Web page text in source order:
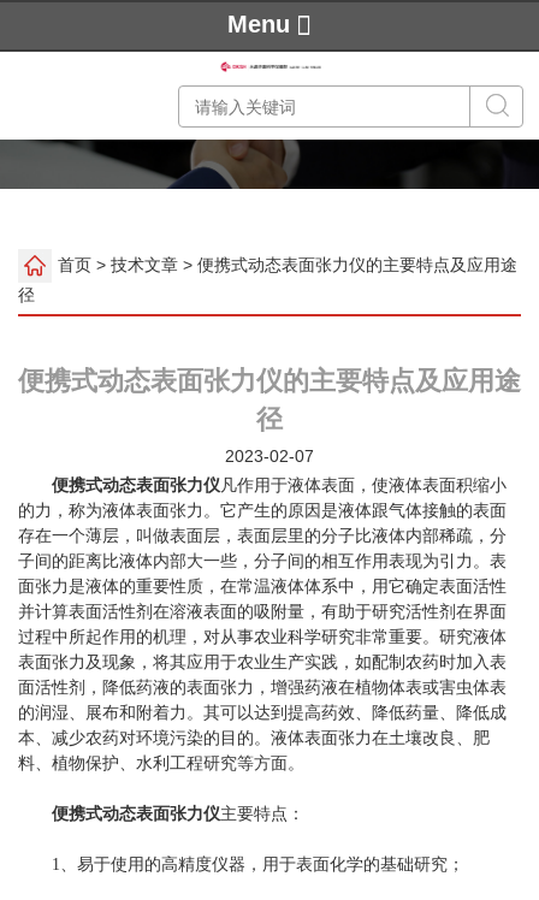
Menu
首页 > 技术文章 > 便携式动态表面张力仪的主要特点及应用途
径
便携式动态表面张力仪的主要特点及应用途
径
2023-02-07
便携式动态表面张力仪凡作用于液体表面，使液体表面积缩小
的力，称为液体表面张力。它产生的原因是液体跟气体接触的表面
存在一个薄层，叫做表面层，表面层里的分子比液体内部稀疏，分
子间的距离比液体内部大一些，分子间的相互作用表现为引力。表
面张力是液体的重要性质，在常温液体体系中，用它确定表面活性
并计算表面活性剂在溶液表面的吸附量，有助于研究活性剂在界面
过程中所起作用的机理，对从事农业科学研究非常重要。研究液体
表面张力及现象，将其应用于农业生产实践，如配制农药时加入表
面活性剂，降低药液的表面张力，增强药液在植物体表或害虫体表
的润湿、展布和附着力。其可以达到提高药效、降低药量、降低成
本、减少农药对环境污染的目的。液体表面张力在土壤改良、肥
料、植物保护、水利工程研究等方面。
便携式动态表面张力仪主要特点：
1、易于使用的高精度仪器，用于表面化学的基础研究；